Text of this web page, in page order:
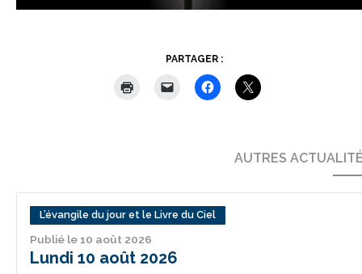
PARTAGER :
AUTRES
L’évangile du jour et le Livre du Ciel
Publié le 10 août 2026
Lundi 10 août 2026